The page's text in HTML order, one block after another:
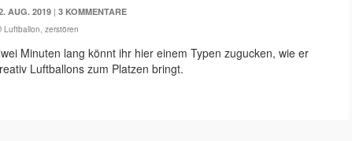
AUG. 2019 |3 KOMMENTARE
Luftballon,zerstören
Minuten lang könnt ihr hier einem Typen zugucken, wie er
Luftballons zum Platzen bringt.